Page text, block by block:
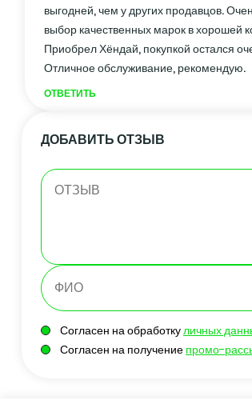
выгодней, чем у других продавцов.
выбор качественных марок в хорошей
Приобрел Хёндай, покупкой остался
Отличное обслуживание, рекомендую.
ОТВЕТИТЬ
ДОБАВИТЬ ОТЗЫВ
Согласен на обработкуличных
Согласен на получение промо-